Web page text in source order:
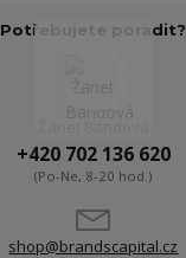
Potřebujete poradit?
+420 702 136 620
(Po-Ne, 8-20 hod.)
shop@brandscapital.cz